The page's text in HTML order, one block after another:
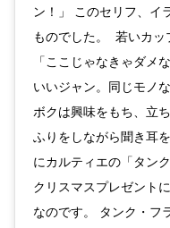
ン！」 このセリフ、イ
ものでした。 若いカッ
「ここじゃなきゃダメ
いいジャン。同じモノ
ボクは興味をもち、立
ふりをしながら聞き耳
にカルティエの「タン
クリスマスプレゼント
なのです。 タンク・フ